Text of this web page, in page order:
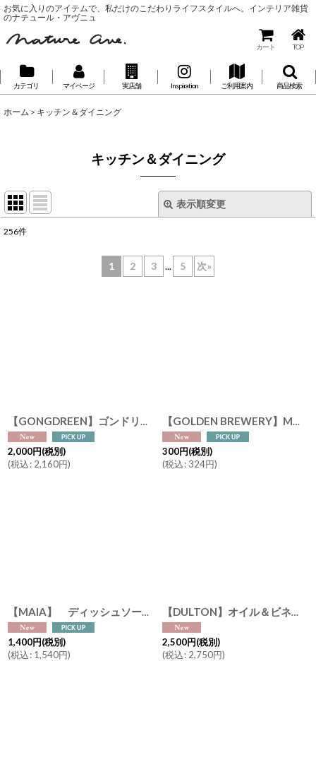
お気に入りのアイテムで、私だけのこだわりライフスタイルへ。インテリア雑貨
のナテュール・アヴニュ
カート TOP
カテゴリ マイページ 実店舗 Inspiration ご利用案内 商品検索
ホーム > キッチン＆ダイニング
キッチン＆ダイニング
表示順変更
256件
1 2 3 ... 5 次»
【GONGDREEN】ゴンドリーン タグ付きティーバッグ イヌ（アールグレイ）、ネコ（ハイビスカスブラックティー）、ウサギ（ルイボス）、音楽ネコ（韓国茶） 6袋入り 紅茶 癒しのギフト
2,000円(税別)
(税込: 2,160円)
【GOLDEN BREWERY】MOM'S BREW マムズ ブリュー ノンアルコールビール 日本製（オリジナル・レモン）出産祝い 人工甘味料不使用 大麦麦芽100％ 炭酸飲料
300円(税別)
(税込: 324円)
【MAIA】 ディッシュソープ 濃縮タイプ 500ml ベルガモット＆ローズマリーの香り｜97.8％天然由来成分 食器用洗剤 ホワイトビネガー配合 マイア フランス製
1,400円(税別)
(税込: 1,540円)
【DULTON】オイル＆ビネガーガラスボトル （200・350・500ml）ダルトン 美味しいまま頂けるオイシイボトル 酸化防止 片手開閉
2,500円(税別)
(税込: 2,750円)